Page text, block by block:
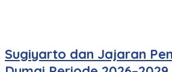
Sugiyarto dan Jajaran